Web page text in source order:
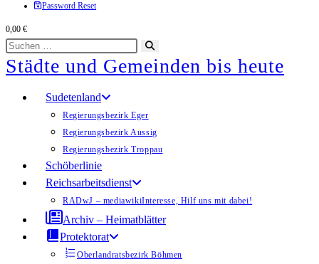
springenPassword Reset
0,00 €
Diese
Website
durchsuchen
starten
Städte und Gemeinden bis heute
Sudetenland
Regierungsbezirk Eger
Regierungsbezirk Aussig
Regierungsbezirk Troppau
Schöberlinie
Reichsarbeitsdienst
RADwJ – mediawikiInteresse, Hilf uns mit dabei!
Archiv – Heimatblätter
Protektorat
Oberlandratsbezirk Böhmen